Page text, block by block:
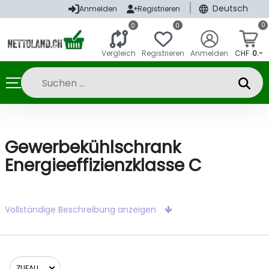
Anmelden Registrieren Deutsch
0
Vergleich
0
Registrieren Anmelden
0
CHF 0.-
Gewerbekühlschrank
Energieeffizienzklasse C
Vollständige Beschreibung anzeigen